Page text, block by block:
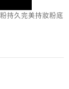
持久完美持妝粉底